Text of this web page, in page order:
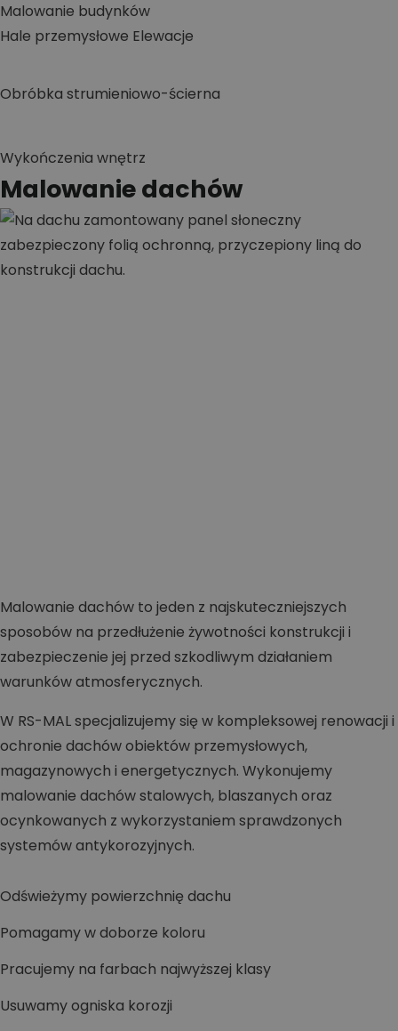
Malowanie budynków
Hale przemysłowe Elewacje
Obróbka strumieniowo-ścierna
Wykończenia wnętrz
Malowanie dachów
Malowanie dachów to jeden z najskuteczniejszych
sposobów na przedłużenie żywotności konstrukcji i
zabezpieczenie jej przed szkodliwym działaniem
warunków atmosferycznych.
W RS-MAL specjalizujemy się w kompleksowej renowacji i
ochronie dachów obiektów przemysłowych,
magazynowych i energetycznych. Wykonujemy
malowanie dachów stalowych, blaszanych oraz
ocynkowanych z wykorzystaniem sprawdzonych
systemów antykorozyjnych.
Odświeżymy powierzchnię dachu
Pomagamy w doborze koloru
Pracujemy na farbach najwyższej klasy
Usuwamy ogniska korozji